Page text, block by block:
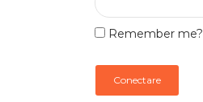
Remember me?
Conectare